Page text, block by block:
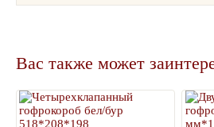
Вас также может